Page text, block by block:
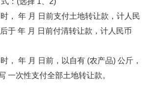
， 年 月 日前支付土地转让款，计人民
于 年 月 日前付清转让款，计人民币
， 年 月 日前，以自有 (农产品) 公斤，
一次性支付全部土地转让款。